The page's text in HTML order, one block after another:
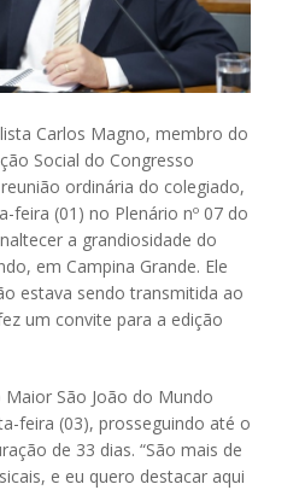
Carlos Magno, membro do
Social do Congresso
ordinária do colegiado,
feira (01) no Plenário nº 07 do
a grandiosidade do
em Campina Grande. Ele
estava sendo transmitida ao
um convite para a edição
São João do Mundo
feira (03), prosseguindo até o
de 33 dias. “São mais de
e eu quero destacar aqui